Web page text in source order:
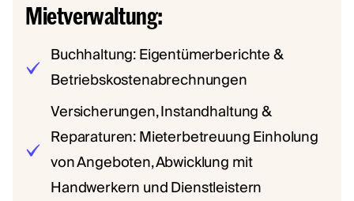
Mietverwaltung:
Buchhaltung: Eigentümerberichte &
Betriebskostenabrechnungen
Versicherungen, Instandhaltung &
Reparaturen: Mieterbetreuung Einholung
von Angeboten, Abwicklung mit
Handwerkern und Dienstleistern